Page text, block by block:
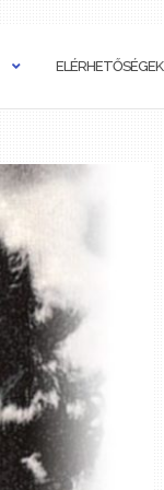
ELÉRHETŐSÉGEK